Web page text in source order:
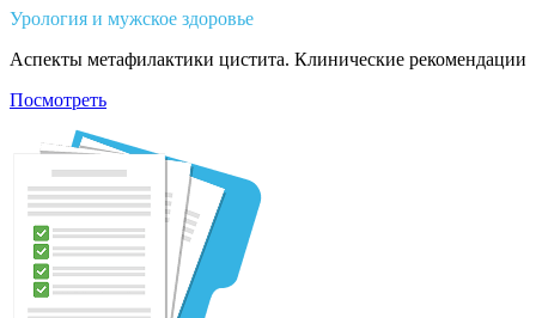
Урология и мужское здоровье
Аспекты метафилактики цистита. Клинические рекомендации
Посмотреть